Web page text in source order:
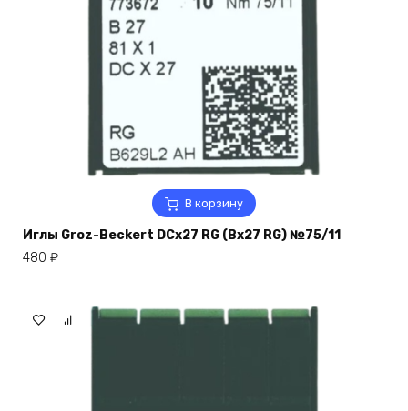
В корзину
Иглы Groz-Beckert DCx27 RG (Bx27 RG) №75/11
480 ₽